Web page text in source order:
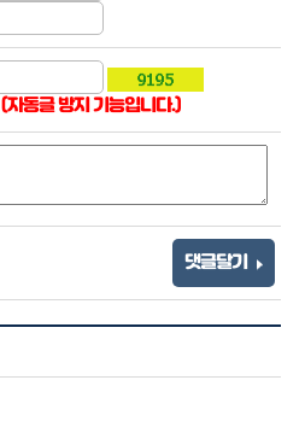
(자동글 방지 기능입니다.)
댓글달기